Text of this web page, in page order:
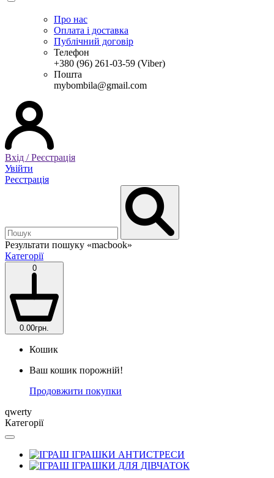
Про нас
Оплата і доставка
Публічний договір
Телефон
+380 (96) 261-03-59 (Viber)
Пошта
mybombila@gmail.com
Вхід / Реєстрація
Увійти
Реєстрація
Результати пошуку «macbook»
Категорії
0
0.00грн.
Кошик
Ваш кошик порожній!
Продовжити покупки
qwerty
Категорії
ІГРАШКИ АНТИСТРЕСИ
ІГРАШКИ ДЛЯ ДІВЧАТОК